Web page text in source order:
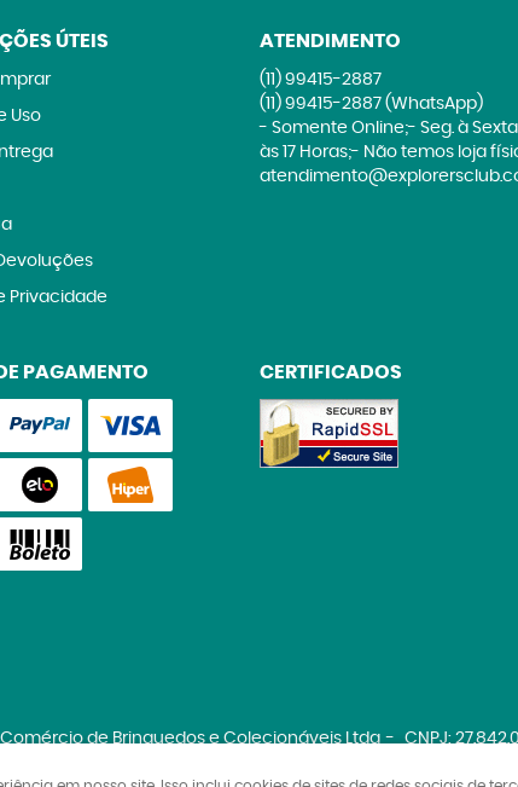
ÚTEIS
Uso
Privacidade
ATENDIMENTO
(11) 99415-2887
(11) 99415-2887 (WhatsApp)
- Somente Online;- Seg. à Sexta
às 17 Horas;- Não temos loja
PAGAMENTO CERTIFICADOS
Comércio de Brinquedos e Colecionáveis Ltda CNPJ: